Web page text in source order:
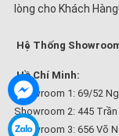
lòng cho Khách Hàng!
Hệ Thống
Hồ Chí Minh:
Showroom 1: 69/52
Showroom 2: 445 Trần
Showroom 3: 656 Võ